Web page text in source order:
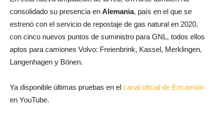
consolidado su presencia en Alemania, país en el que se
estrenó con el servicio de repostaje de gas natural en 2020,
con cinco nuevos puntos de suministro para GNL, todos ellos
aptos para camiones Volvo: Freienbrink, Kassel, Merklingen,
Langenhagen y Bönen.
Ya disponible últimas pruebas en el canal oficial de Encamión
en YouTube.